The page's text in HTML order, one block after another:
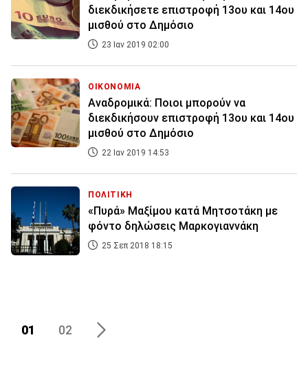
διεκδικήσετε επιστροφή 13ου και 14ου
μισθού στο Δημόσιο
23 Ιαν 2019 02:00
ΟΙΚΟΝΟΜΙΑ
Αναδρομικά: Ποιοι μπορούν να
διεκδικήσουν επιστροφή 13ου και 14ου
μισθού στο Δημόσιο
22 Ιαν 2019 14:53
ΠΟΛΙΤΙΚΗ
«Πυρά» Μαξίμου κατά Μητσοτάκη με
φόντο δηλώσεις Μαρκογιαννάκη
25 Σεπ 2018 18:15
01 02